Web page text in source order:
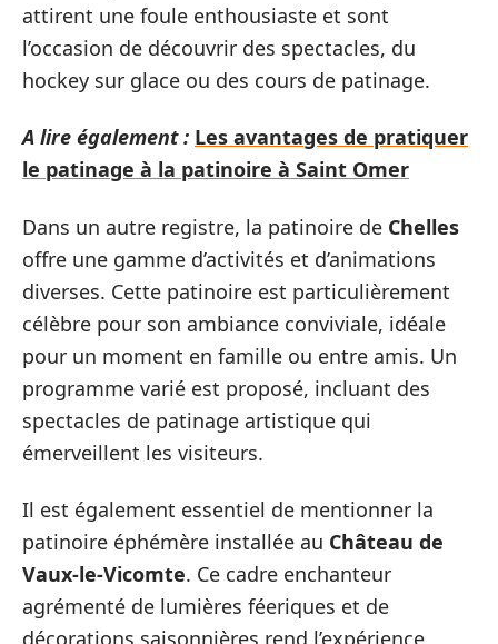
attirent une foule enthousiaste et sont
l’occasion de découvrir des spectacles, du
hockey sur glace ou des cours de patinage.
A lire également : Les avantages de pratiquer
le patinage à la patinoire à Saint Omer
Dans un autre registre, la patinoire de Chelles
offre une gamme d’activités et d’animations
diverses. Cette patinoire est particulièrement
célèbre pour son ambiance conviviale, idéale
pour un moment en famille ou entre amis. Un
programme varié est proposé, incluant des
spectacles de patinage artistique qui
émerveillent les visiteurs.
Il est également essentiel de mentionner la
patinoire éphémère installée au Château de
Vaux-le-Vicomte. Ce cadre enchanteur
agrémenté de lumières féeriques et de
décorations saisonnières rend l’expérience